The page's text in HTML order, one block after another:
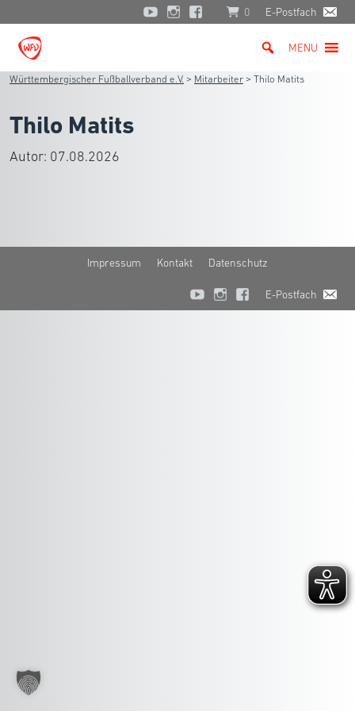
0 E-Postfach
MENU
Württembergischer Fußballverband e.V. > Mitarbeiter > Thilo Matits
Thilo Matits
Autor: 07.08.2026
Impressum Kontakt Datenschutz
E-Postfach